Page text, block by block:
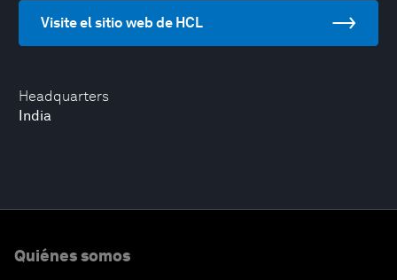
Headquarters
India
Visite el sitio web de HCL
Quiénes somos